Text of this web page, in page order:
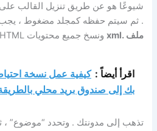
شيوعًا هو عن طريق تنزيل القالب على
. ثم سيتم حفظه كمجلد مضغوط ، يجب
ملف .xml
ونسخ جميع محتويات HTML التي تحصل عليها فيه.
اقرأ أيضاً :
بك إلى صندوق بريد محلي